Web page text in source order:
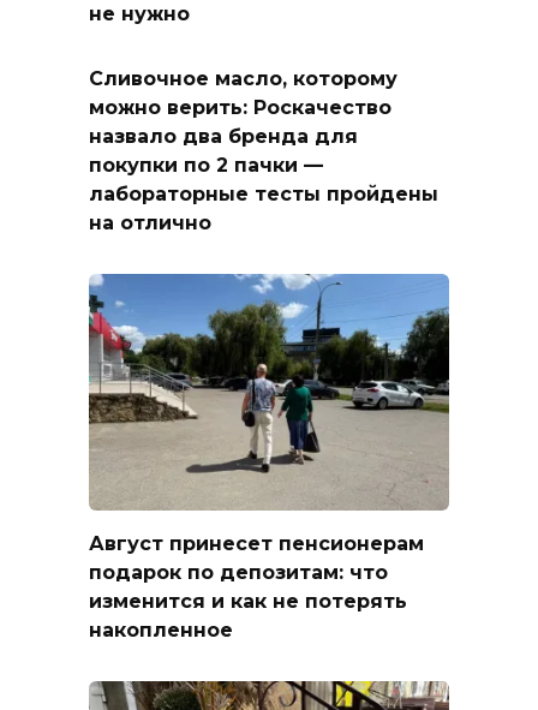
не нужно
Сливочное масло, которому
можно верить: Роскачество
назвало два бренда для
покупки по 2 пачки —
лабораторные тесты пройдены
на отлично
Август принесет пенсионерам
подарок по депозитам: что
изменится и как не потерять
накопленное